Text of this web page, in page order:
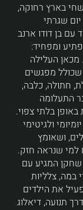
בארץ רחוקה,
שגרתי
עם בן דודו ארנב
ומפחיד:
העלילה
מפגשים
חתולה, כלבה,
התעלומה
בלתי צפוי.
ולגיטימי
ושאומץ
למי שנראה חזק.
המגיע עם
במה, צלליות
את הילדים
תנועה, דיאלוג